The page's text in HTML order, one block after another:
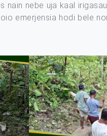
nain nebe uja kaal
emerjensia hodi bele